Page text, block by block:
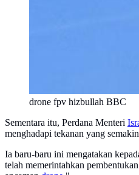
drone fpv hizbullah BBC
Sementara itu, Perdana Menteri
menghadapi tekanan yang
Ia baru-baru ini mengatakan
telah memerintahkan